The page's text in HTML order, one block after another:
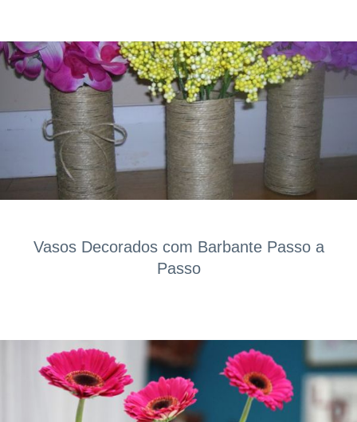
Vasos Decorados com Barbante Passo a
Passo